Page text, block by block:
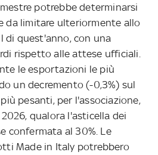
potrebbe determinarsi
da limitare ulteriormente allo
di quest'anno, con una
rispetto alle attese ufficiali.
le esportazioni le più
un decremento (-0,3%) sul
pesanti, per l'associazione,
qualora l'asticella dei
confermata al 30%. Le
Made in Italy potrebbero